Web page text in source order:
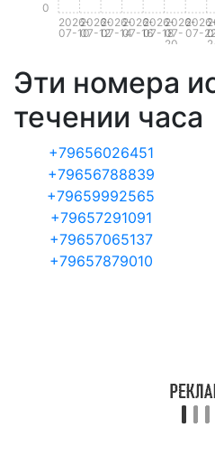
2026-
07-10
2026-
07-12
2026-
07-14
2026-
07-16
2026-
07-18
2026-
07-
20
07-
0
Эти номера
течении часа
+79656026451
+79656788839
+79659992565
+79657291091
+79657065137
+79657879010